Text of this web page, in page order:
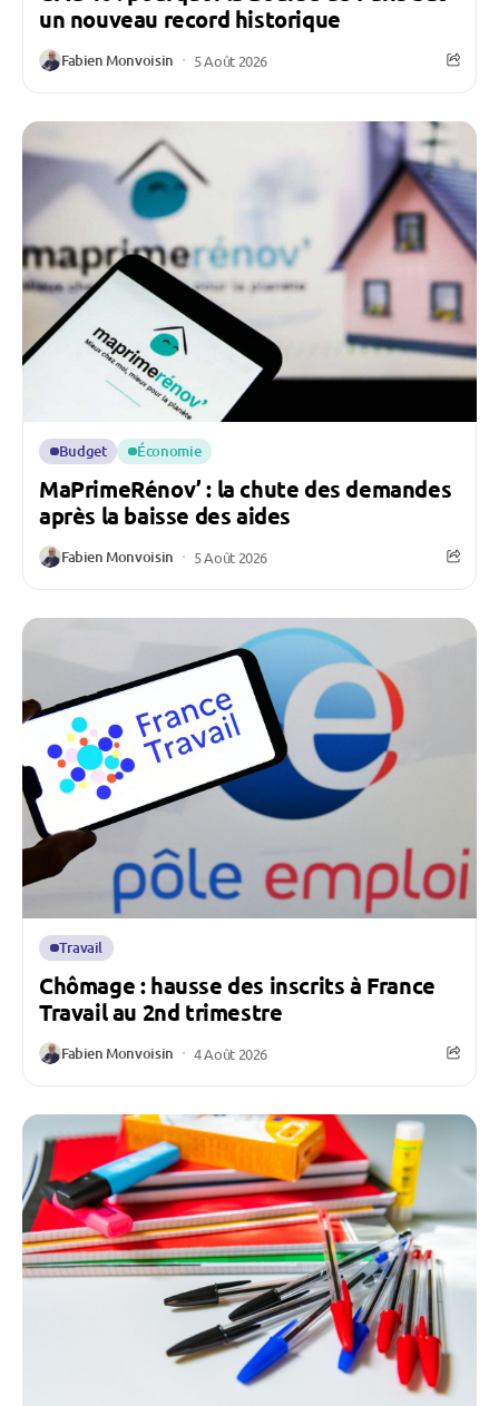
un nouveau record historique
Fabien Monvoisin 5 Août 2026
Budget Économie
MaPrimeRénov’ : la chute des demandes
après la baisse des aides
Fabien Monvoisin 5 Août 2026
Travail
Chômage : hausse des inscrits à France
Travail au 2nd trimestre
Fabien Monvoisin 4 Août 2026